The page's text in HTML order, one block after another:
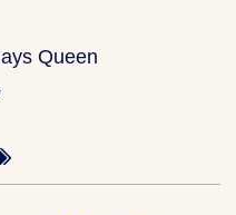
Queen